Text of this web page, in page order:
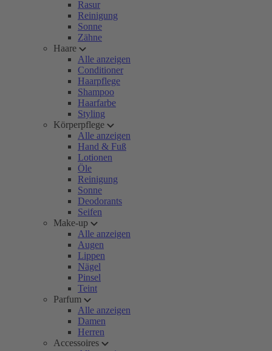
Rasur
Reinigung
Sonne
Zähne
Haare
Alle anzeigen
Conditioner
Haarpflege
Shampoo
Haarfarbe
Styling
Körperpflege
Alle anzeigen
Hand & Fuß
Lotionen
Öle
Reinigung
Sonne
Deodorants
Seifen
Make-up
Alle anzeigen
Augen
Lippen
Nägel
Pinsel
Teint
Parfum
Alle anzeigen
Damen
Herren
Accessoires